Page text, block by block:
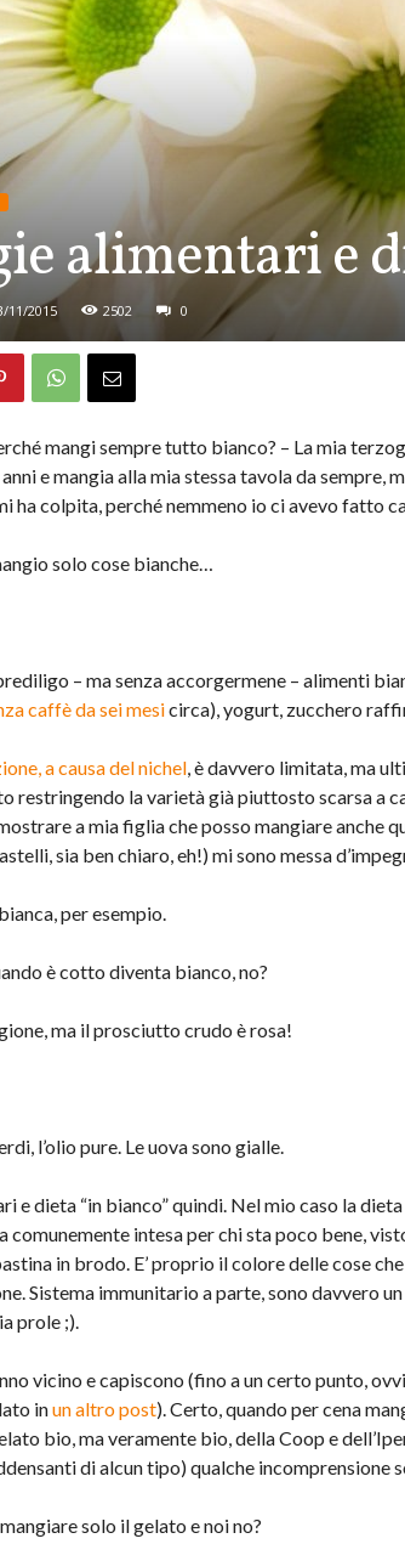
alimentari e
11/2015 2502 0
mangi sempre tutto bianco? – La mia
e mangia alla mia stessa tavola da sempre,
ha colpita, perché nemmeno io ci avevo fatto
solo cose bianche…
– ma senza accorgermene – alimenti
caffè da sei mesicirca), yogurt, zucchero
a causa del nichel, è davvero limitata, ma
restringendo la varietà già piuttosto scarsa a
a mia figlia che posso mangiare anche
sia ben chiaro, eh!) mi sono messa
per esempio.
è cotto diventa bianco, no?
ma il prosciutto crudo è rosa!
l’olio pure. Le uova sono gialle.
e dieta “in bianco” quindi. Nel mio caso la
comunemente intesa per chi sta poco bene,
in brodo. E’ proprio il colore delle cose
Sistema immunitario a parte, sono davvero
prole ;).
vicino e capiscono (fino a un certo punto,
inun altro post). Certo, quando per cena
bio, ma veramente bio, della Coop e
di alcun tipo) qualche incomprensione
solo il gelato e noi no?